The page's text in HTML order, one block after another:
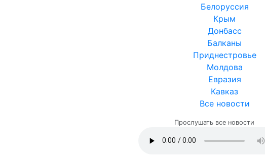
Белоруссия
Крым
Донбасс
Балканы
Приднестровье
Молдова
Евразия
Кавказ
Все новости
Прослушать все новости